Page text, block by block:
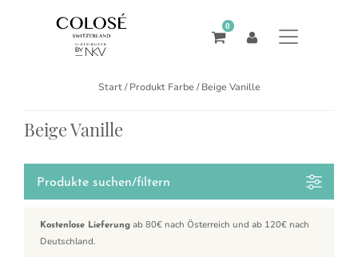
0
Start/ Produkt Farbe / Beige Vanille
Beige Vanille
Produkte suchen/filtern
Kostenlose Lieferung ab 80€ nach Österreich und ab 120€ nach
Deutschland.